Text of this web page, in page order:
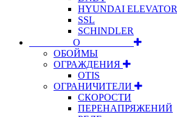
HYUNDAI ELEVATOR
SSL
SCHINDLER
⠀⠀⠀⠀⠀⠀О⠀⠀⠀⠀⠀⠀⠀
ОБОЙМЫ
ОГРАЖДЕНИЯ
OTIS
ОГРАНИЧИТЕЛИ
СКОРОСТИ
ПЕРЕНАПРЯЖЕНИЙ